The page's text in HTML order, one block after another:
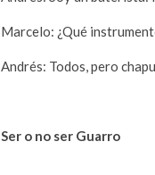
Marcelo: ¿Qué
Andrés: Todos, pero
Ser o no ser Guarro